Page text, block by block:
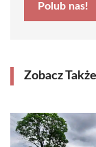
Polub nas!
Zobacz Także